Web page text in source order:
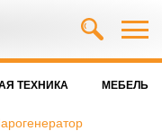
ТЕХНИКА МЕБЕЛЬ